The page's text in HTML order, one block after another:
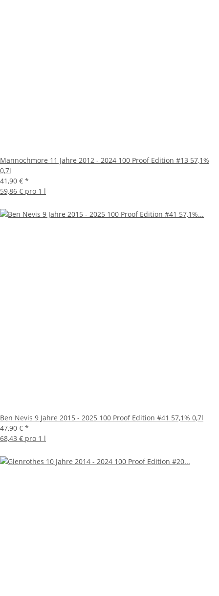
Mannochmore 11 Jahre 2012 - 2024 100 Proof Edition #13 57,1%
0,7l
41,90 € *
59,86 € pro 1 l
Ben Nevis 9 Jahre 2015 - 2025 100 Proof Edition #41 57,1% 0,7l
47,90 € *
68,43 € pro 1 l